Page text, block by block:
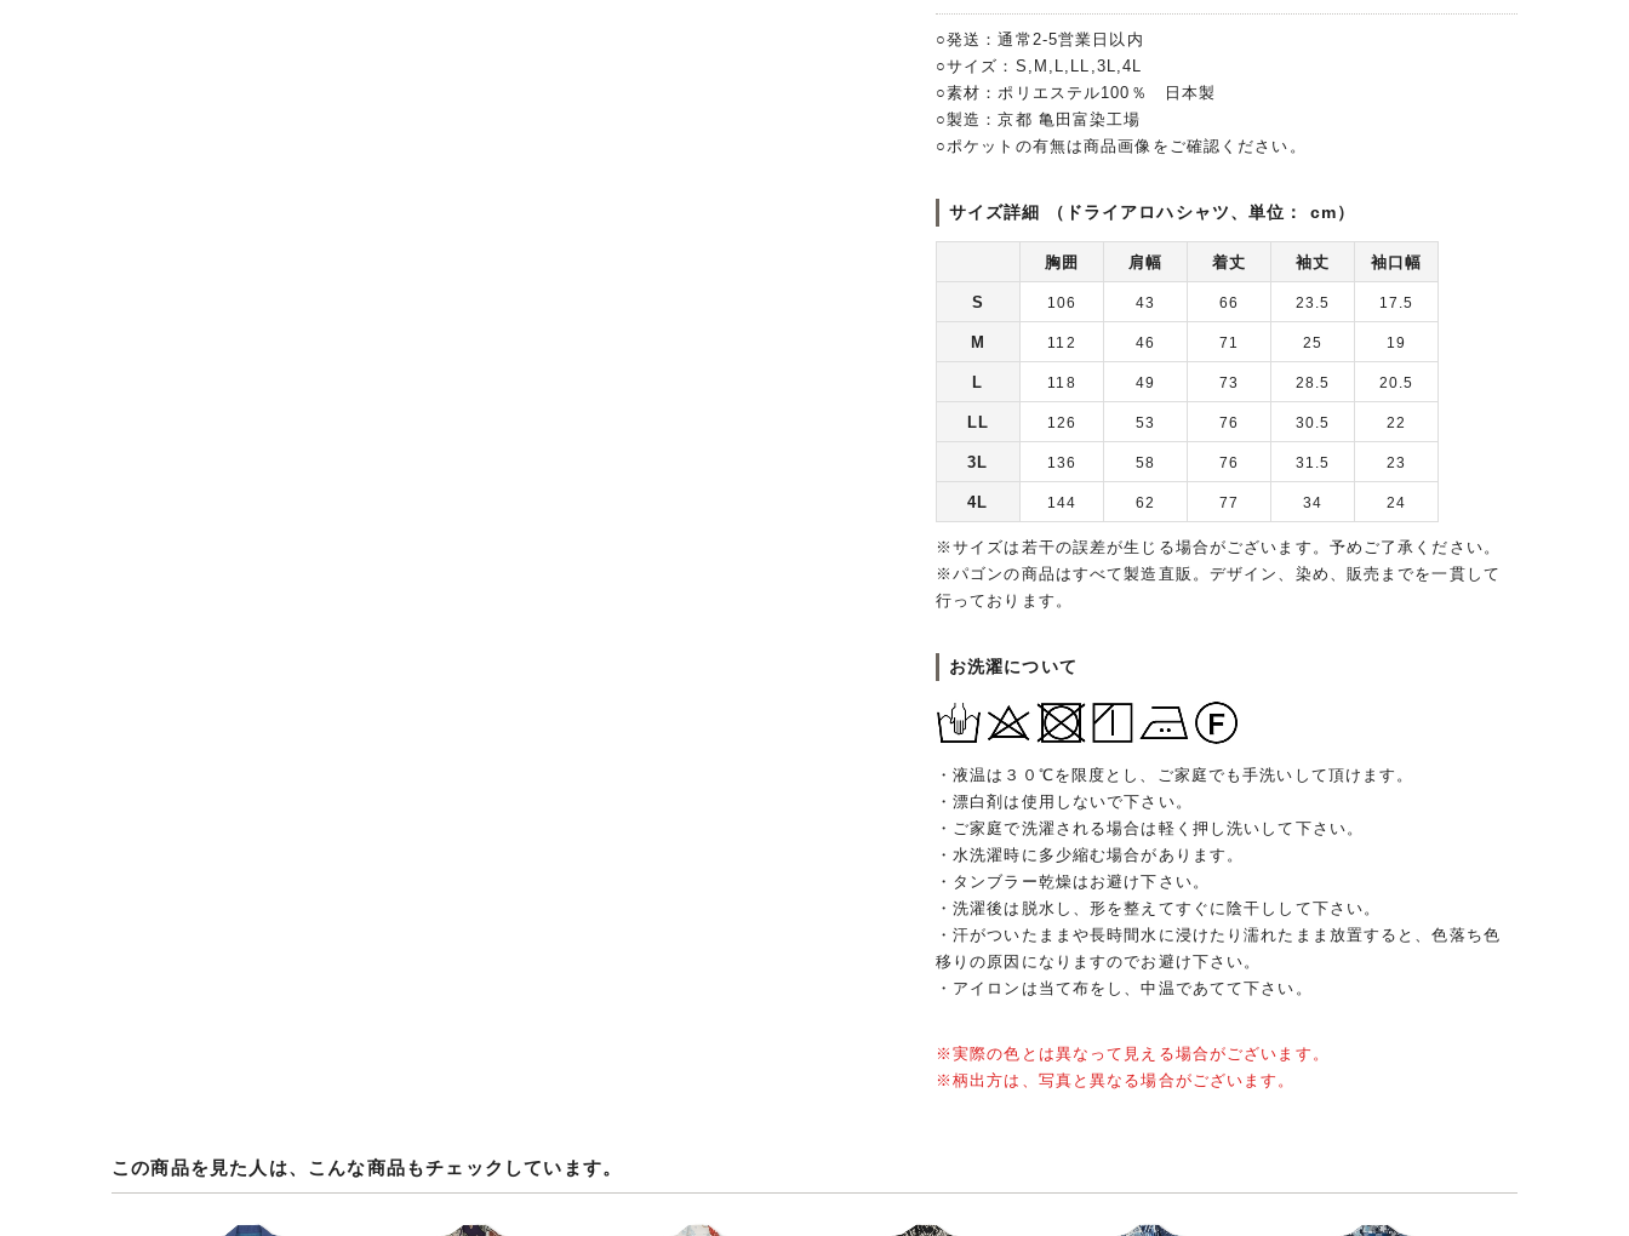
○発送：通常2-5営業日以内
○サイズ：S,M,L,LL,3L,4L
○素材：ポリエステル100％ 日本製
○製造：京都 亀田富染工場
○ポケットの有無は商品画像をご確認ください。
サイズ詳細 （ドライアロハシャツ、単位： cm）
胸囲 肩幅 着丈 袖丈 袖口幅
S 106 43 66 23.5 17.5
M 112 46 71 25 19
L 118 49 73 28.5 20.5
LL 126 53 76 30.5 22
3L 136 58 76 31.5 23
4L 144 62 77 34 24
※サイズは若干の誤差が生じる場合がございます。予めご了承ください。
※パゴンの商品はすべて製造直販。デザイン、染め、販売までを一貫して
行っております。
お洗濯について
・液温は３０℃を限度とし、ご家庭でも手洗いして頂けます。
・漂白剤は使用しないで下さい。
・ご家庭で洗濯される場合は軽く押し洗いして下さい。
・水洗濯時に多少縮む場合があります。
・タンブラー乾燥はお避け下さい。
・洗濯後は脱水し、形を整えてすぐに陰干しして下さい。
・汗がついたままや長時間水に浸けたり濡れたまま放置すると、色落ち色
移りの原因になりますのでお避け下さい。
・アイロンは当て布をし、中温であてて下さい。
※実際の色とは異なって見える場合がございます。
※柄出方は、写真と異なる場合がございます。
この商品を見た人は、こんな商品もチェックしています。